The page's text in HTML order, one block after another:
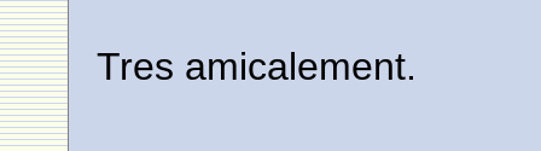
Tres amicalement.